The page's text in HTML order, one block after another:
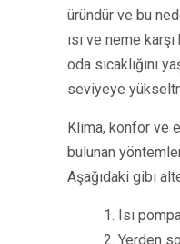
üründür ve bu
ısı ve neme
oda sıcaklığını
seviyeye
Klima, konfor ve
bulunan
Aşağıdaki gibi
1. Isı
2. Yerden